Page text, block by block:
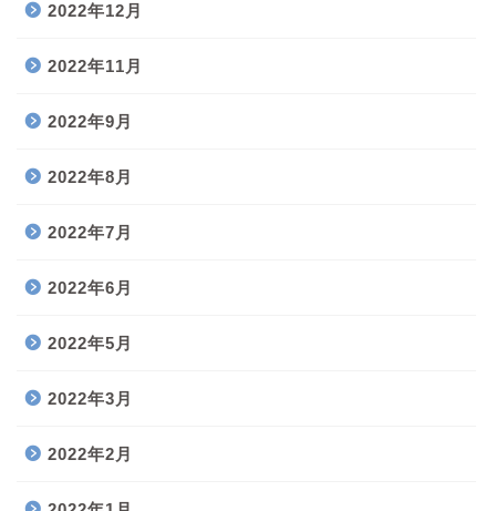
2022年12月
2022年11月
2022年9月
2022年8月
2022年7月
2022年6月
2022年5月
2022年3月
2022年2月